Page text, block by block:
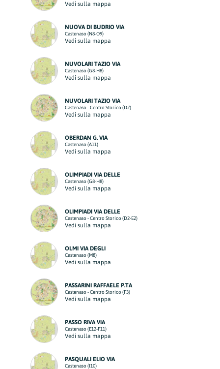
Vedi sulla mappa
NUOVA DI BUDRIO VIA
Castenaso (N8-O9)
Vedi sulla mappa
NUVOLARI TAZIO VIA
Castenaso (G8-H8)
Vedi sulla mappa
NUVOLARI TAZIO VIA
Castenaso - Centro Storico (D2)
Vedi sulla mappa
OBERDAN G. VIA
Castenaso (A11)
Vedi sulla mappa
OLIMPIADI VIA DELLE
Castenaso (G8-H8)
Vedi sulla mappa
OLIMPIADI VIA DELLE
Castenaso - Centro Storico (D2-E2)
Vedi sulla mappa
OLMI VIA DEGLI
Castenaso (M8)
Vedi sulla mappa
PASSARINI RAFFAELE P.TA
Castenaso - Centro Storico (F3)
Vedi sulla mappa
PASSO RIVA VIA
Castenaso (E12-F11)
Vedi sulla mappa
PASQUALI ELIO VIA
Castenaso (I10)